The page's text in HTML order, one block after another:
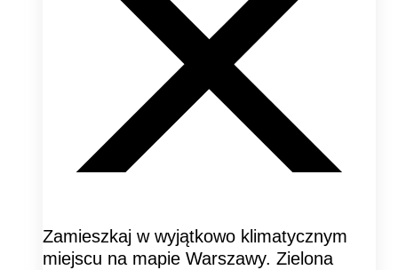
Zamieszkaj w wyjątkowo klimatycznym
miejscu na mapie Warszawy. Zielona